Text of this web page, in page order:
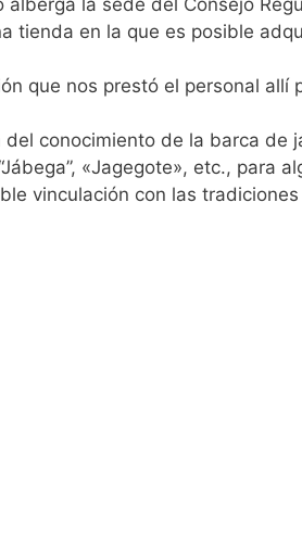
tienda en la que es posible
que nos prestó el personal allí
conocimiento de la barca de
«Jagegote», etc., para
vinculación con las tradiciones